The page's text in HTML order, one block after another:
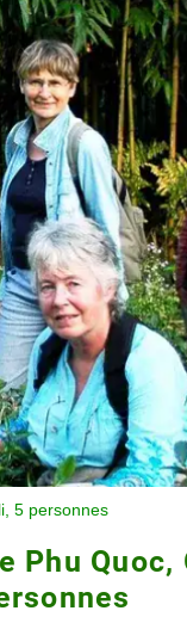
5 personnes
Phu Quoc,